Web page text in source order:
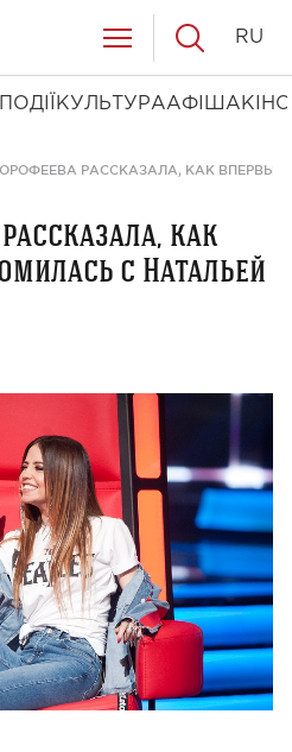
ПОДІЇ КУЛЬТУРААФІША КІНО
RU
РАССКАЗАЛА, КАК
как
с Натальей